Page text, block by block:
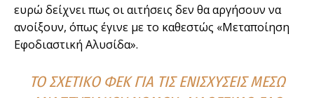
ευρώ δείχνει πως οι αιτήσεις δεν θα αργήσουν να
ανοίξουν, όπως έγινε με το καθεστώς «Μεταποίηση
Εφοδιαστική Αλυσίδα».
ΤΟ ΣΧΕΤΙΚΌ ΦΕΚ ΓΙΑ ΤΙΣ ΕΝΙΣΧΎΣΕΙΣ ΜΈΣΩ